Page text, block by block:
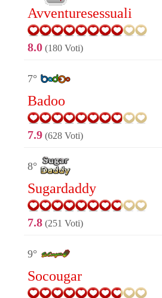
Avventuresessuali
8.0 (180 Voti)
7°
Badoo
7.9 (628 Voti)
8°
Sugardaddy
7.8 (251 Voti)
9°
Socougar